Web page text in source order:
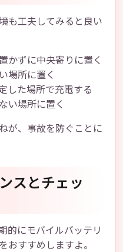
も工夫してみると良い
かずに中央寄りに置く
場所に置く
した場所で充電する
い場所に置く
が、事故を防ぐことに
スとチェッ
的にモバイルバッテリ
おすすめしますよ。